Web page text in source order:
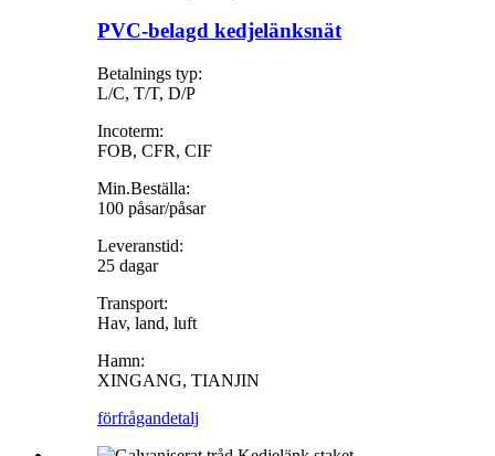
PVC-belagd kedjelänksnät
Betalnings typ:
L/C, T/T, D/P
Incoterm:
FOB, CFR, CIF
Min.Beställa:
100 påsar/påsar
Leveranstid:
25 dagar
Transport:
Hav, land, luft
Hamn:
XINGANG, TIANJIN
förfrågandetalj